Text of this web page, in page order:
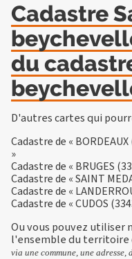
Cadastre
du
D'autres cartes qui
Cadastre de «
»
Cadastre de « BRUGES
Cadastre de « SAINT
Cadastre de «
Cadastre de « CUDOS
Ou vous pouvez utiliser
l'ensemble du territoire
via une commune, une adresse,